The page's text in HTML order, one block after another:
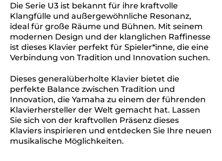
Die Serie U3 ist bekannt für ihre kraftvolle
Klangfülle und außergewöhnliche Resonanz,
ideal für große Räume und Bühnen. Mit seinem
modernen Design und der klanglichen Raffinesse
ist dieses Klavier perfekt für Spieler*inne, die eine
Verbindung von Tradition und Innovation suchen.
Dieses generalüberholte Klavier bietet die
perfekte Balance zwischen Tradition und
Innovation, die Yamaha zu einem der führenden
Klavierhersteller der Welt gemacht hat. Lassen
Sie sich von der kraftvollen Präsenz dieses
Klaviers inspirieren und entdecken Sie Ihre neuen
musikalische Möglichkeiten.